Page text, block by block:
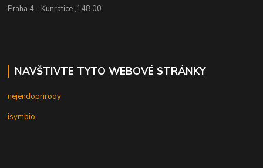
Praha 4 - Kunratice ,148 00
NAVŠTIVTE TYTO WEBOVÉ STRÁNKY
nejendoprirody
isymbio